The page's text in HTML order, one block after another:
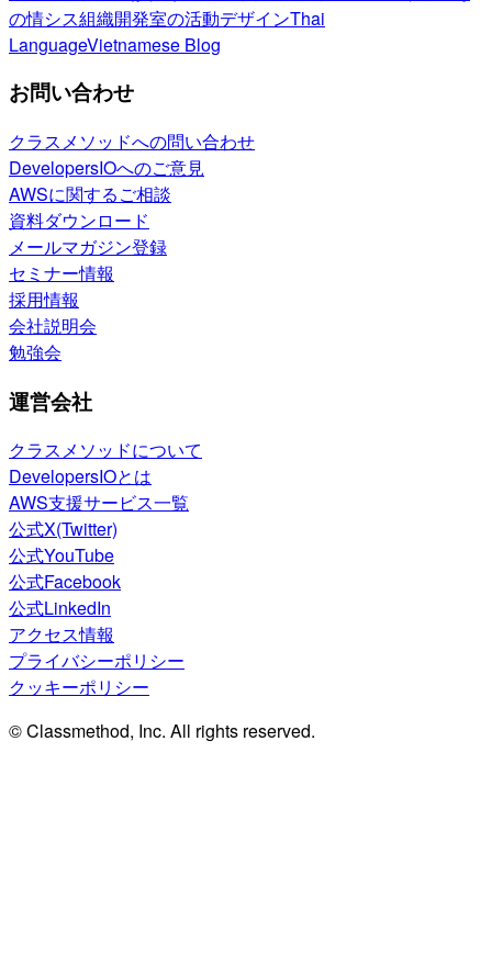
の情シス組織開発室の活動デザインThai
LanguageVietnamese Blog
お問い合わせ
クラスメソッドへの問い合わせ
DevelopersIOへのご意見
AWSに関するご相談
資料ダウンロード
メールマガジン登録
セミナー情報
採用情報
会社説明会
勉強会
運営会社
クラスメソッドについて
DevelopersIOとは
AWS支援サービス一覧
公式X(Twitter)
公式YouTube
公式Facebook
公式LinkedIn
アクセス情報
プライバシーポリシー
クッキーポリシー
© Classmethod, Inc. All rights reserved.